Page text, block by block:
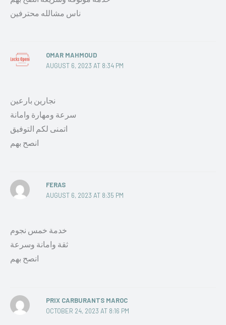
ناس مشالله محترفين
OMAR MAHMOUD
AUGUST 6, 2023 AT 8:34 PM
نجارين بارعين
سرعة ومهارة وامانة
اتمنى لكم التوفيق
انصح بهم
FERAS
AUGUST 6, 2023 AT 8:35 PM
خدمة خمس نجوم
ثقة وامانة وسرعة
انصح بهم
PRIX CARBURANTS MAROC
OCTOBER 24, 2023 AT 8:16 PM